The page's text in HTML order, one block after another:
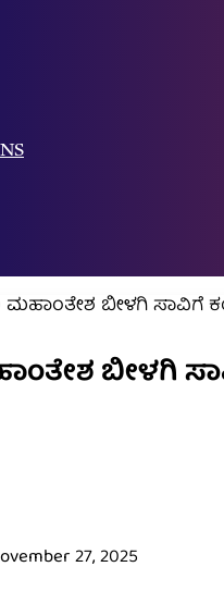
ಬೀಳಗಿ ಸಾವಿಗೆ
ಬೀಳಗಿ
27, 2025